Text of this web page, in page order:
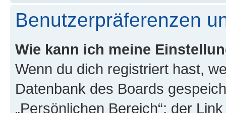
Benutzerpräferenzen
Wie kann ich meine
Wenn du dich registriert hast,
Datenbank des Boards
„Persönlichen Bereich“; der